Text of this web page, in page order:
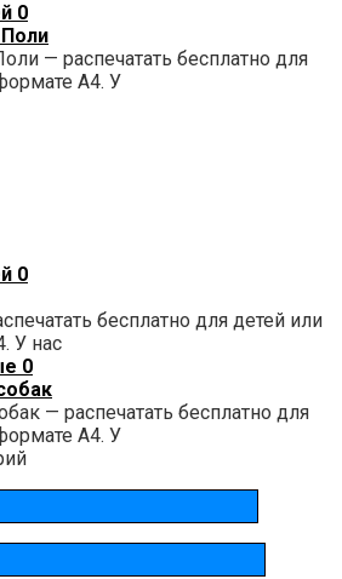
0
— распечатать бесплатно для
А4. У
0
бесплатно для детей или
У нас
0
— распечатать бесплатно для
А4. У